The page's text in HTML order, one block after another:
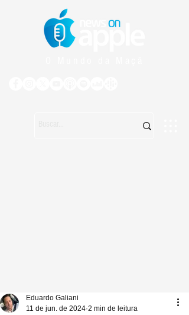
Eduardo Galiani
11 de jun. de 2024 2 min de leitura